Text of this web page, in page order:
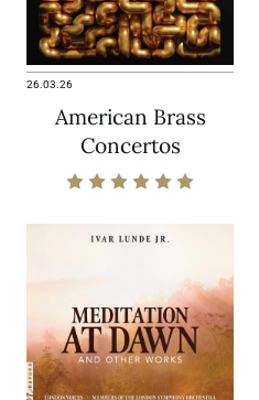
26.03.26
American Brass
Concertos